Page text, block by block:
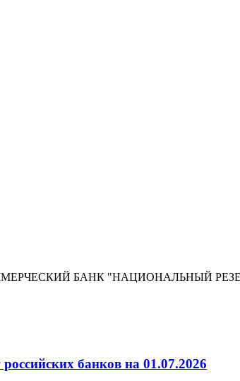
БАНК "НАЦИОНАЛЬНЫЙ
банков на 01.07.2026